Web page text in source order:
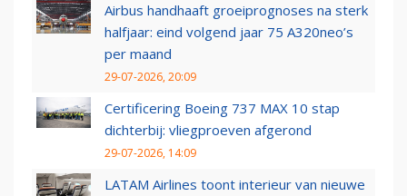
Airbus handhaaft groeiprognoses na sterk
halfjaar: eind volgend jaar 75 A320neo’s
per maand
29-07-2026, 20:09
Certificering Boeing 737 MAX 10 stap
dichterbij: vliegproeven afgerond
29-07-2026, 14:09
LATAM Airlines toont interieur van nieuwe